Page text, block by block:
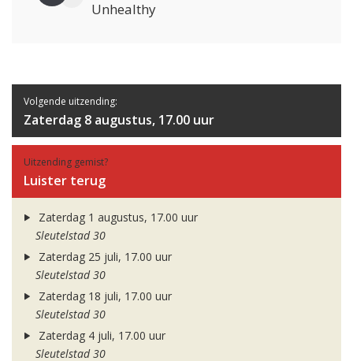
Unhealthy
Volgende uitzending:
Zaterdag 8 augustus, 17.00 uur
Uitzending gemist?
Luister terug
Zaterdag 1 augustus, 17.00 uur
Sleutelstad 30
Zaterdag 25 juli, 17.00 uur
Sleutelstad 30
Zaterdag 18 juli, 17.00 uur
Sleutelstad 30
Zaterdag 4 juli, 17.00 uur
Sleutelstad 30